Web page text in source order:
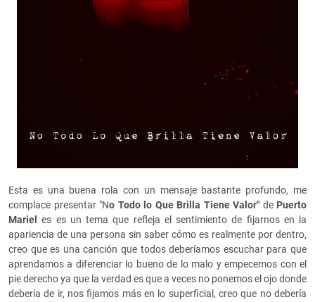
Esta es una buena rola con un mensaje bastante profundo, me
complace presentar "No Todo lo Que Brilla Tiene Valor" de Puerto
Mariel
es es un tema que refleja el sentimiento de fijarnos en la
apariencia de una persona sin saber cómo es realmente por dentro,
creo que es una canción que todos deberíamos escuchar para que
aprendamos a diferenciar lo bueno de lo malo y empecemos con el
pie derecho ya que la verdad es que a veces no ponemos el ojo donde
debería de ir, nos fijamos más en lo superficial, creo que no debería